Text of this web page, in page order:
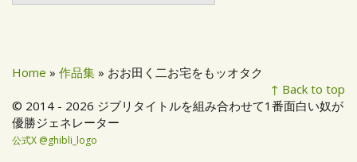
Home » 作品集 » おお田く二お宅をもッオタク
↑ Back to top
© 2014 - 2026 ジブリタイトルを組み合わせて1番面白い奴が
優勝ジェネレーター
公式X @ghibli_logo